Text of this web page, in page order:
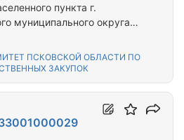
пункта г.
муниципального округа
ПСКОВСКОЙ ОБЛАСТИ ПО
ЗАКУПОК